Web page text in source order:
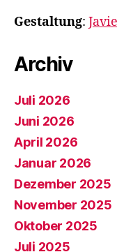
Gestaltung:
Archiv
Juli 2026
Juni 2026
April 2026
Januar 2026
Dezember 2025
November 2025
Oktober 2025
Juli 2025